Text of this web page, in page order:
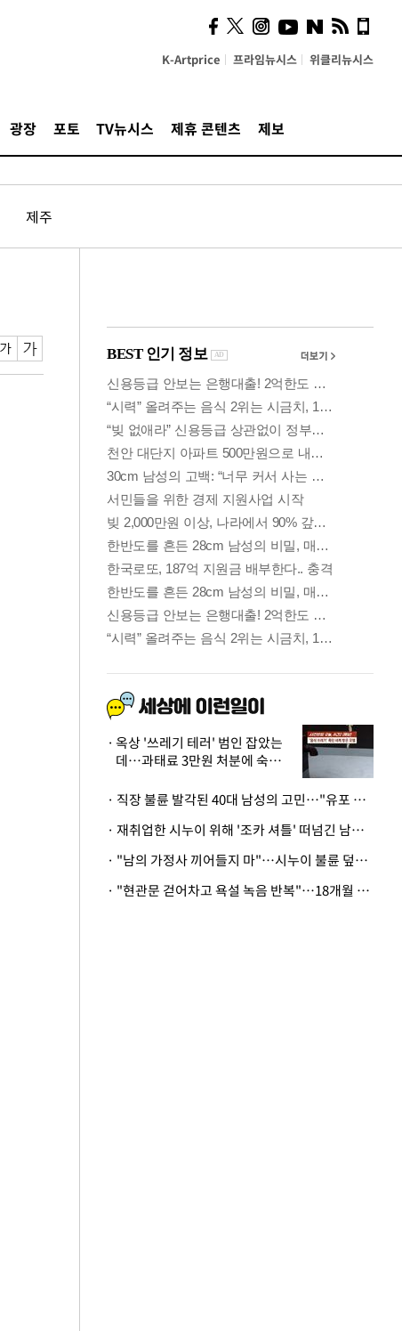
K-Artprice 프라임뉴시스 위클리뉴시스
광장 포토 TV뉴시스 제휴 콘텐츠 제보
제주
의견, 국토부·LH에 충실히
전달할 것"
옥상 '쓰레기 테러' 범인 잡았는
데…과태료 3만원 처분에 숙박업
· 직장 불륜 발각된 40대 남성의 고민…"유포 동료 명예훼손·협박죄 고소 가능할까"
· 재취업한 시누이 위해 '조카 셔틀' 떠넘긴 남편…아내 "난 못한다"
· "남의 가정사 끼어들지 마"…시누이 불륜 덮으려는 남편에 억울한 아내
· "현관문 걷어차고 욕설 녹음 반복"…18개월 아기 키우는 집 뒤흔든 '앞집의 비극'